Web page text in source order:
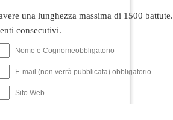
una lunghezza massima di 1500 battute.
consecutivi.
Nome e Cognomeobbligatorio
E-mail (non verrà pubblicata) obbligatorio
Sito Web